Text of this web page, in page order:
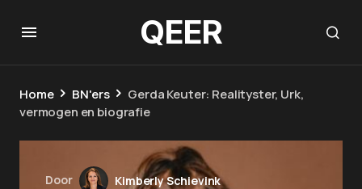
QEER
Home BN'ers
Gerda Keuter: Realityster, Urk,
vermogen en biografie
Door
Kimberly Schievink